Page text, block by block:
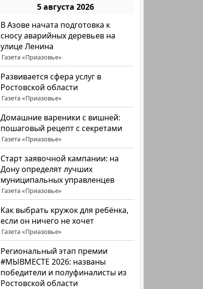
5 августа 2026
В Азове начата подготовка к
сносу аварийных деревьев на
улице Ленина
Газета «Приазовье»
Развивается сфера услуг в
Ростовской области
Газета «Приазовье»
Домашние вареники с вишней:
пошаговый рецепт с секретами
Газета «Приазовье»
Старт заявочной кампании: на
Дону определят лучших
муниципальных управленцев
Газета «Приазовье»
Как выбрать кружок для ребёнка,
если он ничего не хочет
Газета «Приазовье»
Региональный этап премии
#МЫВМЕСТЕ 2026: названы
победители и полуфиналисты из
Ростовской области